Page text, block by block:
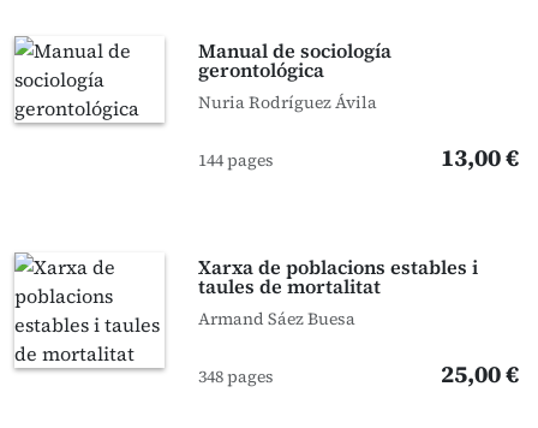
Manual de sociología
gerontológica
Nuria Rodríguez Ávila
144 pages 13,00 €
Xarxa de poblacions estables i
taules de mortalitat
Armand Sáez Buesa
348 pages 25,00 €